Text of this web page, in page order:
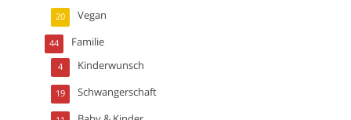
Vegan
20
Familie
44
Kinderwunsch
4
Schwangerschaft
19